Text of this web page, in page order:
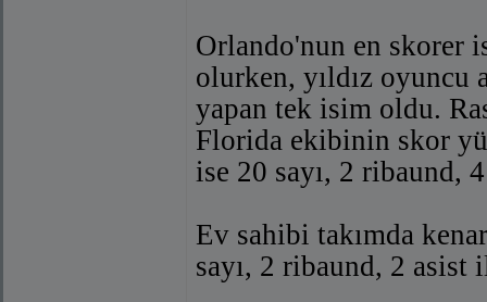
Orlando'nun en skorer
olurken, yıldız oyuncu
yapan tek isim oldu.
Florida ekibinin skor
ise 20 sayı, 2 ribaund,
Ev sahibi takımda
sayı, 2 ribaund, 2 asist